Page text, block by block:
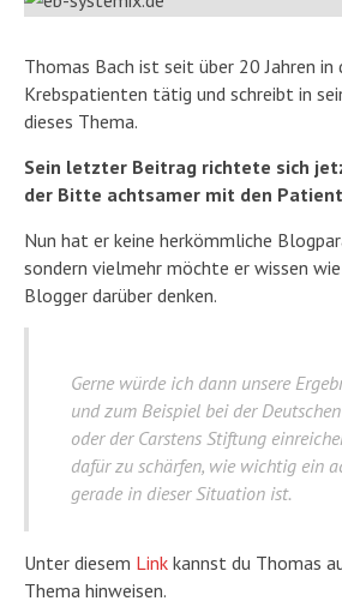
Thomas Bach ist seit über 20 Jahren in
Krebspatienten tätig und schreibt in
dieses Thema.
Sein letzter Beitrag richtete sich
der Bitte achtsamer mit den
Nun hat er keine herkömmliche
sondern vielmehr möchte er wissen
Blogger darüber denken.
Gerne würde ich dann unsere
und zum Beispiel bei der
oder der Carstens Stiftung
dafür zu schärfen, wie wichtig ein
gerade in dieser Situation ist.
Unter diesem Link kannst du Thomas
Thema hinweisen.